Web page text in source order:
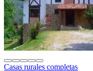
Casas rurales completas